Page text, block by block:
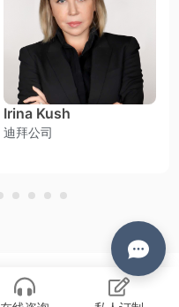
Irina Kush
迪拜公司